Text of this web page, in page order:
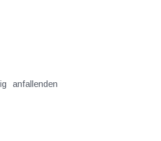
anfallenden